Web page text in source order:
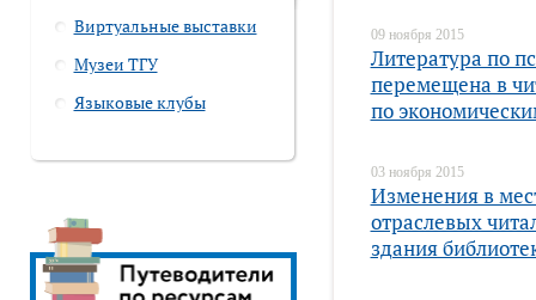
Виртуальные выставки
Музеи ТГУ
Языковые клубы
09 ноября 2015
Литература по
перемещена в
по
03 ноября 2015
Изменения в
отраслевых
здания